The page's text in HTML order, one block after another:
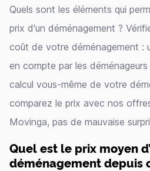
Quels sont les éléments qui
prix d'un déménagement ?
coût de votre déménagement :
en compte par les
calcul vous-même de votre
comparez le prix avec nos
Movinga, pas de mauvaise
Quel est le prix moyen
déménagement depuis